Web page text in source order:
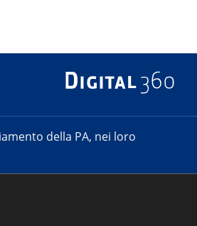
della PA, nei loro